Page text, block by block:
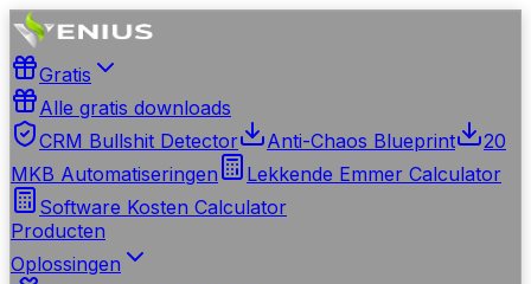
Gratis
Alle gratis downloads
CRM Bullshit Detector
Anti-Chaos Blueprint
20
MKB Automatiseringen
Lekkende Emmer Calculator
Software Kosten Calculator
Producten
Oplossingen